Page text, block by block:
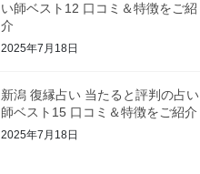
い師ベスト12 口コミ＆特徴をご紹
介
2025年7月18日
新潟 復縁占い 当たると評判の占い
師ベスト15 口コミ＆特徴をご紹介
2025年7月18日